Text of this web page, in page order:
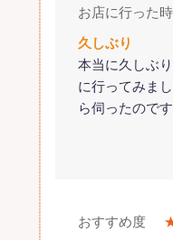
お店に行った
久しぶり
本当に久しぶ
に行ってみま
ら伺ったので
おすすめ度